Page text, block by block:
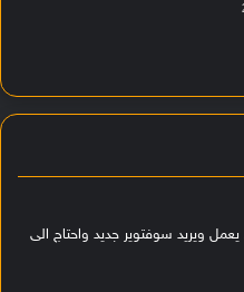
ويريد سوفتوير جديد واحتاج الى